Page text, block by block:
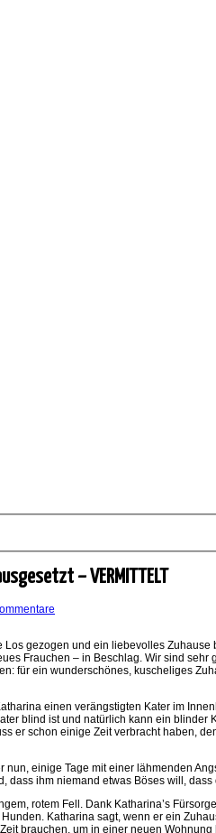
– VERMITTELT
Los gezogen und ein liebevolles
Frauchen – in Beschlag. Wir sind
für ein wunderschönes, kuscheliges
einen verängstigten Kater im
blind ist und natürlich kann ein
er schon einige Zeit verbracht haben,
nun, einige Tage mit einer lähmenden
dass ihm niemand etwas Böses will,
rotem Fell. Dank Katharina’s
Katharina sagt, wenn er ein
brauchen, um in einer neuen